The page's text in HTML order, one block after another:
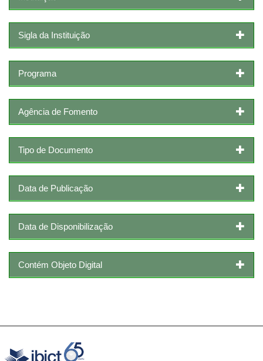
Sigla da Instituição
Programa
Agência de Fomento
Tipo de Documento
Data de Publicação
Data de Disponibilização
Contém Objeto Digital